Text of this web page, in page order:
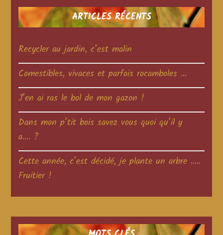
ARTICLES RÉCENTS
Recycler au jardin, c’est malin
Comestibles, vivaces et parfois rocamboles …
J’en ai ras le bol de mon gazon !
Dans mon p’tit bois savez vous quoi qu’il y
a…. ?
Cette année, c’est décidé, je plante un arbre …..
Fruitier !